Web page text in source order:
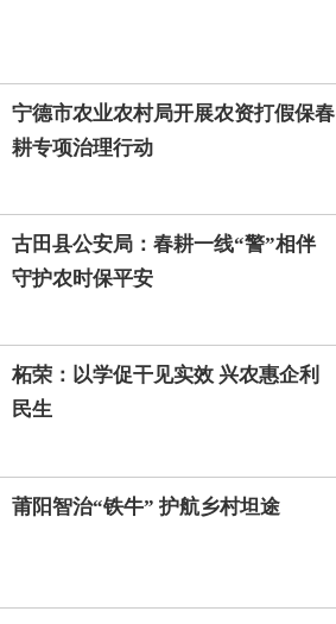
宁德市农业农村局开展农资打假保春
耕专项治理行动
古田县公安局：春耕一线“警”相伴
守护农时保平安
柘荣：以学促干见实效 兴农惠企利
民生
莆阳智治“铁牛” 护航乡村坦途